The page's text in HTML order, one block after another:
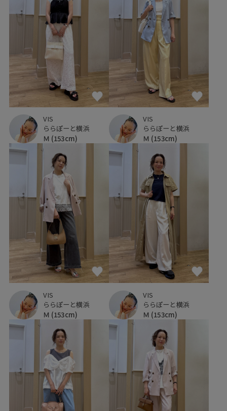
VIS
ららぽーと横浜
Ｍ (153cm)
VIS
ららぽーと横浜
Ｍ (153cm)
VIS
ららぽーと横浜
Ｍ (153cm)
VIS
ららぽーと横浜
Ｍ (153cm)